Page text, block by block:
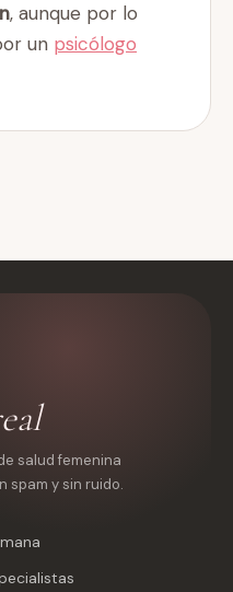
, aunque por lo
un psicólogo
salud femenina
spam y sin ruido.